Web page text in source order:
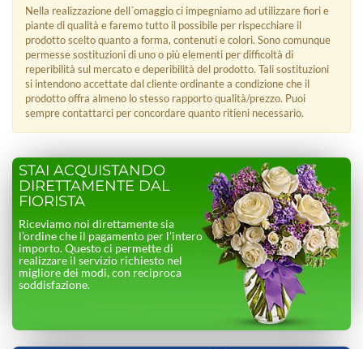
Nella realizzazione dell´omaggio ci impegniamo ad utilizzare fiori e
piante di qualità e faremo tutto il possibile per rispecchiare il
prodotto scelto quanto a forma, contenuti e colori. Sono comunque
permesse sostituzioni di uno o più elementi per difficoltà di
reperibilità sul mercato e deperibilità del prodotto. Tali sostituzioni
si intendono accettate dal cliente ordinante a condizione che il
prodotto offra almeno lo stesso rapporto qualità/prezzo. Puoi
sempre contattarci per concordare quanto ritieni necessario.
STAI ACQUISTANDO
DIRETTAMENTE DAL
FIORISTA
Riceviamo noi direttamente sia
l’ordine che il pagamento per l’intero
importo. Questo ci permette di
realizzare il servizio richiesto nel
migliore dei modi, con reciproca
soddisfazione.